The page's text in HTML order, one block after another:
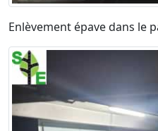
Enlèvement épave dans le